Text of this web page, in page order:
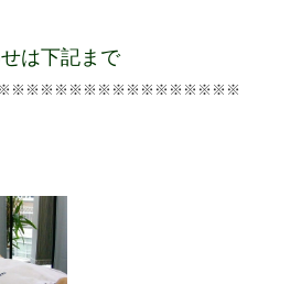
は下記まで